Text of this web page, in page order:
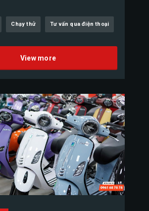
Chạy thử Tư vấn qua điện thoại
View more